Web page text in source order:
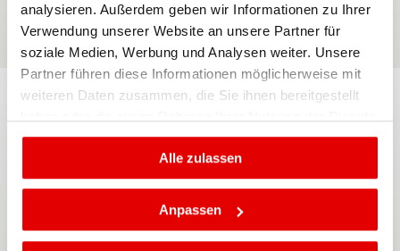
analysieren. Außerdem geben wir Informationen zu Ihrer
Verwendung unserer Website an unsere Partner für
soziale Medien, Werbung und Analysen weiter. Unsere
Partner führen diese Informationen möglicherweise mit
weiteren Daten zusammen, die Sie ihnen bereitgestellt
gesammelt haben.
Alle zulassen
Anpassen
anerkannten Regeln der Technik geprüft und
freigegeben worden.
Individuelle Gestaltung Ihres
Traumhauses
Sie sehen von Anfang an, was Sie später
bekommen und wie viel es kosten wird. Alle
unsere Haustypen lassen sich nach Ihren
Vorstellungen verwirklichen.